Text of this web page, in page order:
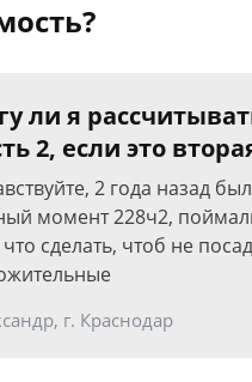
ли я
2, если это
2 года назад
момент 228ч2,
сделать, чтоб не
г. Краснодар